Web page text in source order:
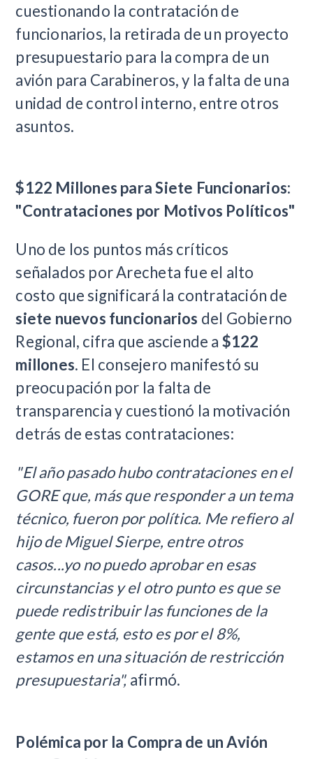
cuestionando la contratación de
funcionarios, la retirada de un proyecto
presupuestario para la compra de un
avión para Carabineros, y la falta de una
unidad de control interno, entre otros
asuntos.
$122 Millones para Siete Funcionarios:
"Contrataciones por Motivos Políticos"
Uno de los puntos más críticos
señalados por Arecheta fue el alto
costo que significará la contratación de
siete nuevos funcionarios del Gobierno
Regional, cifra que asciende a $122
millones. El consejero manifestó su
preocupación por la falta de
transparencia y cuestionó la motivación
detrás de estas contrataciones:
"El año pasado hubo contrataciones en el
GORE que, más que responder a un tema
técnico, fueron por política. Me refiero al
hijo de Miguel Sierpe, entre otros
casos...yo no puedo aprobar en esas
circunstancias y el otro punto es que se
puede redistribuir las funciones de la
gente que está, esto es por el 8%,
estamos en una situación de restricción
presupuestaria", afirmó.
Polémica por la Compra de un Avión